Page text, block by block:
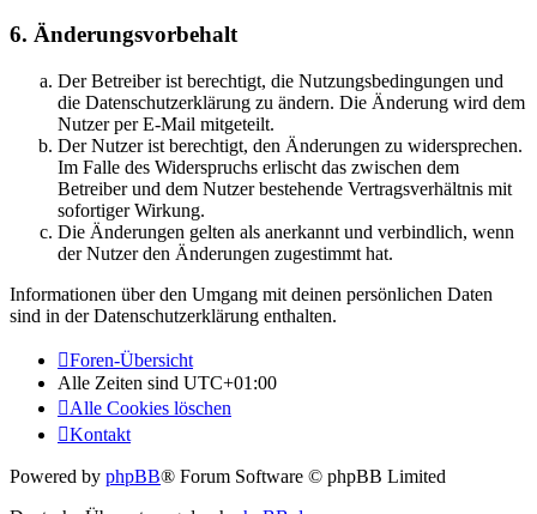
6. Änderungsvorbehalt
Der Betreiber ist berechtigt, die Nutzungsbedingungen und
die Datenschutzerklärung zu ändern. Die Änderung wird dem
Nutzer per E-Mail mitgeteilt.
Der Nutzer ist berechtigt, den Änderungen zu widersprechen.
Im Falle des Widerspruchs erlischt das zwischen dem
Betreiber und dem Nutzer bestehende Vertragsverhältnis mit
sofortiger Wirkung.
Die Änderungen gelten als anerkannt und verbindlich, wenn
der Nutzer den Änderungen zugestimmt hat.
Informationen über den Umgang mit deinen persönlichen Daten
sind in der Datenschutzerklärung enthalten.
Foren-Übersicht
Alle Zeiten sind UTC+01:00
Alle Cookies löschen
Kontakt
Powered by phpBB® Forum Software © phpBB Limited